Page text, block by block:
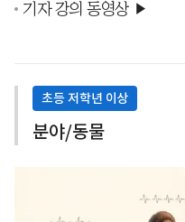
기자 강의 동영상 ▶
초등 저학년 이상
분야/동물